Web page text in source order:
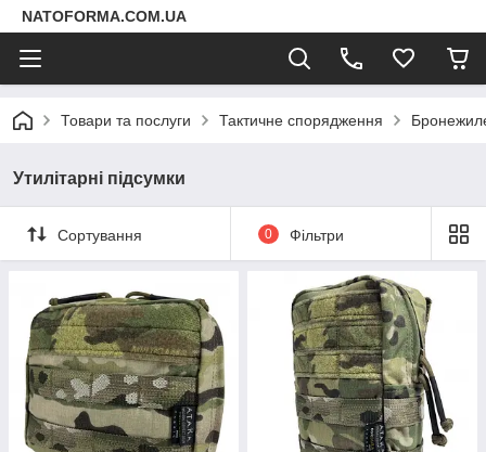
NATOFORMA.COM.UA
Товари та послуги Тактичне спорядження
Утилітарні підсумки
Сортування 0 Фільтри